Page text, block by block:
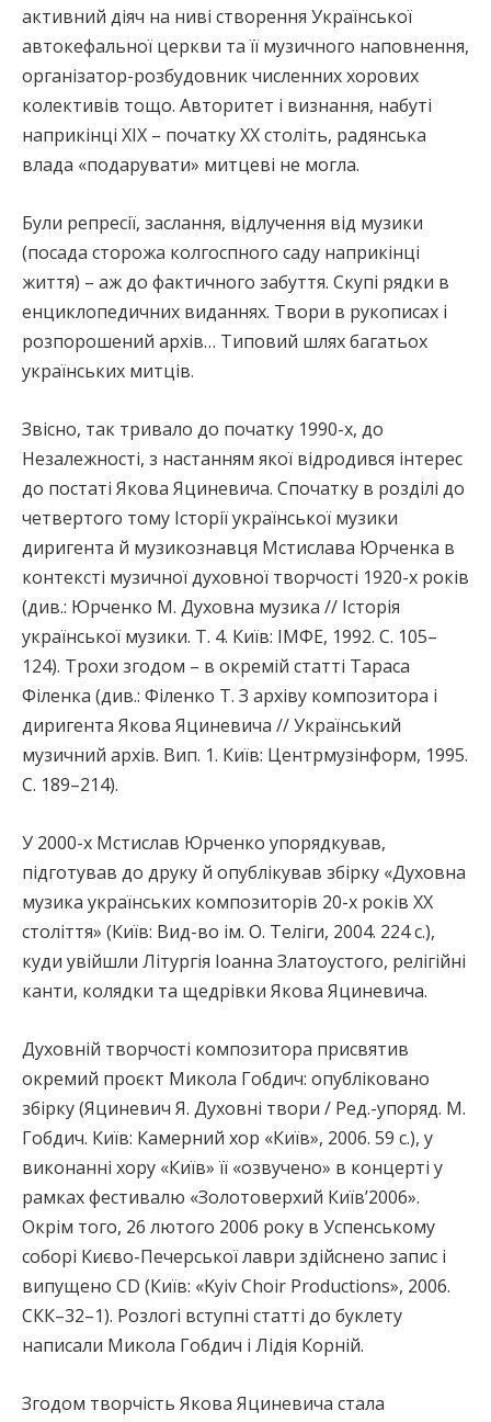
активний діяч на ниві створення Української
автокефальної церкви та її музичного наповнення,
організатор-розбудовник численних хорових
колективів тощо. Авторитет і визнання, набуті
наприкінці ХІХ – початку ХХ століть, радянська
влада «подарувати» митцеві не могла.
Були репресії, заслання, відлучення від музики
(посада сторожа колгоспного саду наприкінці
життя) – аж до фактичного забуття. Скупі рядки в
енциклопедичних виданнях. Твори в рукописах і
розпорошений архів… Типовий шлях багатьох
українських митців.
Звісно, так тривало до початку 1990-х, до
Незалежності, з настанням якої відродився інтерес
до постаті Якова Яциневича. Спочатку в розділі до
четвертого тому Історії української музики
диригента й музикознавця Мстислава Юрченка в
контексті музичної духовної творчості 1920-х років
(див.: Юрченко М. Духовна музика // Історія
української музики. Т. 4. Київ: ІМФЕ, 1992. С. 105–
124). Трохи згодом – в окремій статті Тараса
Філенка (див.: Філенко Т. З архіву композитора і
диригента Якова Яциневича // Український
музичний архів. Вип. 1. Київ: Центрмузінформ, 1995.
C. 189–214).
У 2000-х Мстислав Юрченко упорядкував,
підготував до друку й опублікував збірку «Духовна
музика українських композиторів 20-х років ХХ
століття» (Київ: Вид-во ім. О. Теліги, 2004. 224 с.),
куди увійшли Літургія Іоанна Златоустого, релігійні
канти, колядки та щедрівки Якова Яциневича.
Духовній творчості композитора присвятив
окремий проєкт Микола Гобдич: опубліковано
збірку (Яциневич Я. Духовні твори / Ред.-упоряд. М.
Гобдич. Київ: Камерний хор «Київ», 2006. 59 с.), у
виконанні хору «Київ» її «озвучено» в концерті у
рамках фестивалю «Золотоверхий Київ’2006».
Окрім того, 26 лютого 2006 року в Успенському
соборі Києво-Печерської лаври здійснено запис і
випущено CD (Київ: «Kyiv Choir Productions», 2006.
СКК–32–1). Розлогі вступні статті до буклету
написали Микола Гобдич і Лідія Корній.
Згодом творчість Якова Яциневича стала